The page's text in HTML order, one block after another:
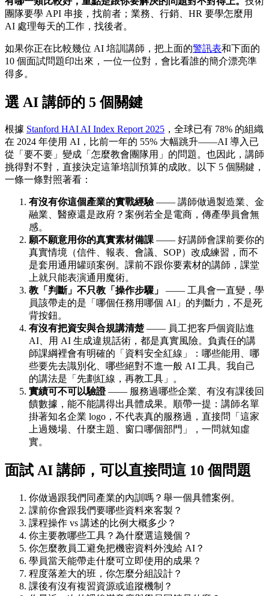
團隊要學 API 串接，找前者；業務、行銷、HR 要學怎麼用
AI 處理每天的工作，找後者。
如果你正在比較幾位 AI 培訓講師，把上面的警訊表和下面的
10 個面試問題印出來，一位一位對，會比看誰的簡介漂亮準
得多。
選 AI 講師的 5 個關鍵
根據 Stanford HAI AI Index Report 2025 ，全球已有 78% 的組織
在 2024 年使用 AI，比前一年的 55% 大幅跳升——AI 導入已
從「要不要」變成「怎麼教會團隊用」的問題。也因此，講師
挑得對不對，直接決定這筆培訓預算的成敗。以下 5 個關鍵，
一條一條對照著看：
有沒有你這個產業的實戰經驗—— 講師做過製造業、金
融業、醫療還是政府？案例若全是電商，傳產學員會無
感。
願不願意用你的真實素材備課—— 好講師會課前要你的
真實情境（信件、報表、會議、SOP）改成練習，而不
是套用通用罐頭案例。課前不跟你要素材的講師，課堂
上就只能表演通用魔術。
教「判斷」不只教「操作步驟」
—— 工具會一直變，學
員該帶走的是「哪個任務用哪個 AI」的判斷力，不是死
背按鈕。
有沒有把資安與合規講清楚—— 員工把客戶個資貼進
AI、用 AI 生成違規話術，都是真實風險。負責任的講
師課綱裡會有明確的「資料安全紅線」：哪些能用、哪
些要先去識別化、哪些絕對不進一般 AI 工具。我自己
的講法是「先劃紅線，再教工具」。
實績可不可以驗證—— 服務過哪些企業、有沒有課後回
饋數據，能不能講得出具體成果。順帶一提：講師名單
掛著知名企業 logo，不代表真的服務過，直接問「這家
上過幾場、什麼主題、窗口哪個部門」，一問就知虛
實。
面試 AI 講師，可以直接問這 10 個問題
你做過跟我們同產業的內訓嗎？舉一個具體案例。
課前你會跟我們要哪些資料來客製？
課程操作 vs 講述的比例大概多少？
你主要教哪些工具？為什麼選這幾個？
你怎麼教員工避免把機密資料外洩給 AI？
學員當天能帶走什麼可立即使用的成果？
程度落差大的班，你怎麼分組設計？
課後有沒有複習資源或追蹤機制？